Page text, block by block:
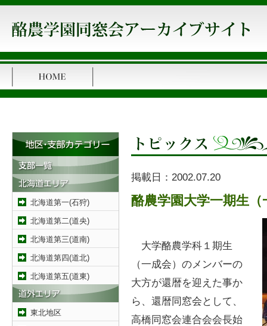
北海道第一(石狩)
北海道第二(道央)
北海道第三(道南)
北海道第四(道北)
北海道第五(道東)
東北地区
掲載日： 2002.07.20
酪農学園大学一期生
大学酪農学科１期生
（一成会）のメンバーの
大方が還暦を迎えた事か
ら、還暦同窓会として、
高橋同窓会連合会会長始